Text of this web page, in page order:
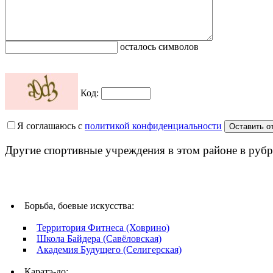
осталось символов
Код:
Я соглашаюсь с политикой конфиденциальности
Другие спортивные учреждения в этом районе в
Борьба, боевые искусства:
Территория Фитнеса (Ховрино)
Школа Байдера (Савёловская)
Академия Будущего (Селигерская)